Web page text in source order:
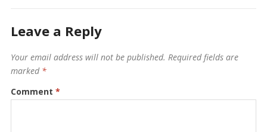
Leave a Reply
Your email address will not be published. Required fields are
marked *
Comment *